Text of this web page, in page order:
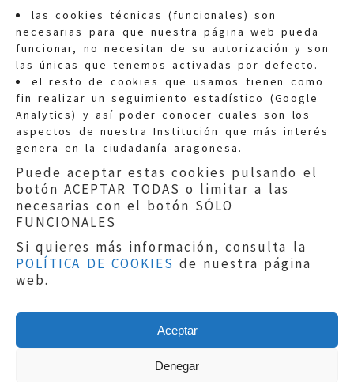
las cookies técnicas (funcionales) son
necesarias para que nuestra página web pueda
funcionar, no necesitan de su autorización y son
las únicas que tenemos activadas por defecto.
el resto de cookies que usamos tienen como
fin realizar un seguimiento estadístico (Google
Analytics) y así poder conocer cuales son los
aspectos de nuestra Institución que más interés
genera en la ciudadanía aragonesa.
Puede aceptar estas cookies pulsando el
botón ACEPTAR TODAS o limitar a las
necesarias con el botón SÓLO
FUNCIONALES
Si quieres más información, consulta la
POLÍTICA DE COOKIES de nuestra página
web.
Aceptar
Denegar
Quejas:quejas@eljusticiadearagon.es
Información general:
informacion@eljusticiadearagon.es
Teléfonos:900 210 210/
Aviso legal|Política de privacidad|
Protección de Datos
Política de cookies
Copyright © 2019El Justicia de Aragón|
Sephor Consulting